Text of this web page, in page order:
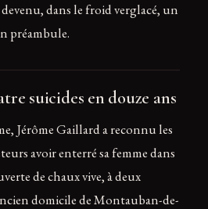
dans le froid verglacé, un
préambule.
suicides en douze ans
Jérôme Gaillard a reconnu les
avoir enterré sa femme dans
de chaux vive, à deux
domicile de Montauban-de-